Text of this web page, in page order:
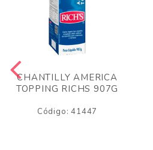
CHANTILLY AMERICA
TOPPING RICHS 907G
Código: 41447